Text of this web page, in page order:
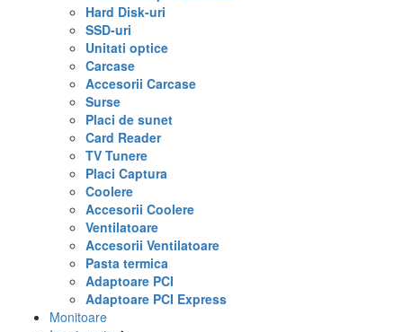
Hard Disk-uri
SSD-uri
Unitati optice
Carcase
Accesorii Carcase
Surse
Placi de sunet
Card Reader
TV Tunere
Placi Captura
Coolere
Accesorii Coolere
Ventilatoare
Accesorii Ventilatoare
Pasta termica
Adaptoare PCI
Adaptoare PCI Express
Monitoare